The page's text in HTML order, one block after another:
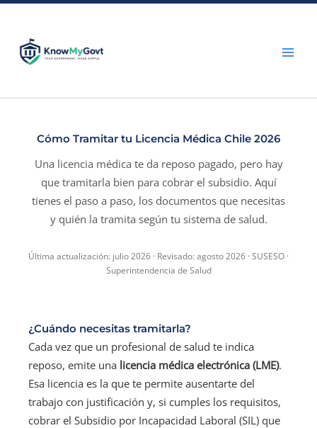
content
Cómo Tramitar tu Licencia Médica Chile 2026
Una licencia médica te da reposo pagado, pero hay
que tramitarla bien para cobrar el subsidio. Aquí
tienes el paso a paso, los documentos que necesitas
y quién la tramita según tu sistema de salud.
Última actualización: julio 2026 · Revisado: agosto 2026 · SUSESO ·
Superintendencia de Salud
¿Cuándo necesitas tramitarla?
Cada vez que un profesional de salud te indica
reposo, emite una licencia médica electrónica (LME).
Esa licencia es la que te permite ausentarte del
trabajo con justificación y, si cumples los requisitos,
cobrar el Subsidio por Incapacidad Laboral (SIL) que